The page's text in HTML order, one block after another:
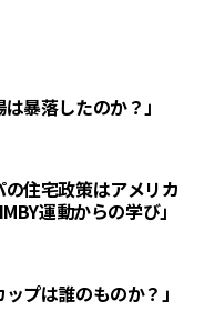
暴落したのか？」
住宅政策はアメリカ
運動からの学び」
プは誰のものか？」